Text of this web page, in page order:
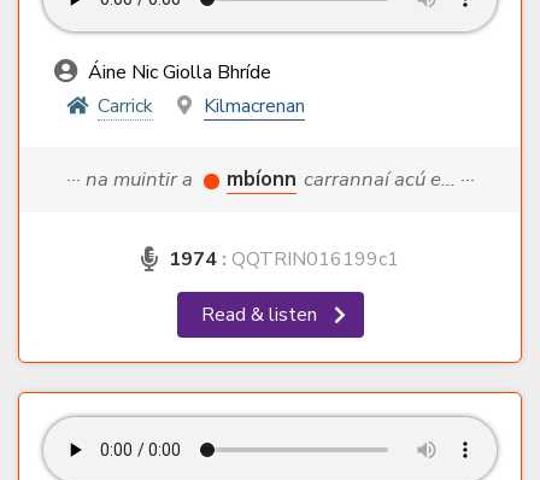
Áine Nic Giolla Bhríde
Carrick
Kilmacrenan
··· na muintir a mbíonn carrannaí acú e... ···
1974 : QQTRIN016199c1
Read & listen